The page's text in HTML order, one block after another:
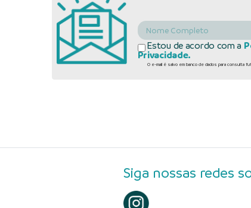
Estou de acordo com a
Privacidade.
O e-mail é salvo em banco de dados para consulta
Siga nossas redes